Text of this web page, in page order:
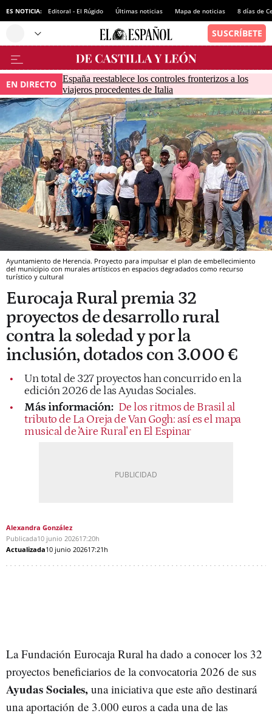
ES NOTICIA: Editoral - El Rúgido Últimas noticias Mapa de noticias 8 días de
EN DIRECTO España reestablece los controles fronterizos a los
viajeros procedentes de Italia
Ayuntamiento de Herencia. Proyecto para impulsar el plan de embellecimiento
del municipio con murales artísticos en espacios degradados como recurso
turístico y cultural
Eurocaja Rural premia 32
proyectos de desarrollo rural
contra la soledad y por la
inclusión, dotados con 3.000 €
Un total de 327 proyectos han concurrido en la
edición 2026 de las Ayudas Sociales.
Más información: De los ritmos de Brasil al
tributo de La Oreja de Van Gogh: así es el mapa
musical de 'Aire Rural' en El Espinar
Alexandra González
Publicada10 junio 202617:20h
Actualizada10 junio 202617:21h
La Fundación Eurocaja Rural ha dado a conocer los 32
proyectos beneficiarios de la convocatoria 2026 de sus
Ayudas Sociales, una iniciativa que este año destinará
una aportación de 3.000 euros a cada una de las